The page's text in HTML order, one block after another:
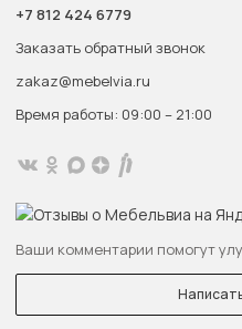
+7 812 424 6779
Заказать обратный звонок
zakaz@mebelvia.ru
Время работы: 09:00 – 21:00
Ваши комментарии помогут